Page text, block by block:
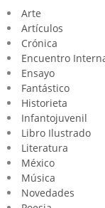
Arte
Artículos
Crónica
Encuentro
Ensayo
Fantástico
Historieta
Infantojuvenil
Libro Ilustrado
Literatura
México
Música
Novedades